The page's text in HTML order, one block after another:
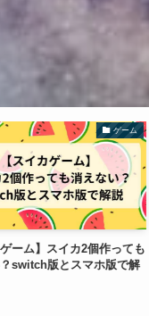
ゲーム
っても
版で解
石丸伸二の評判
われる真相と